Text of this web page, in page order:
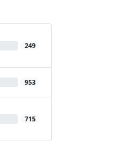
249
953
715